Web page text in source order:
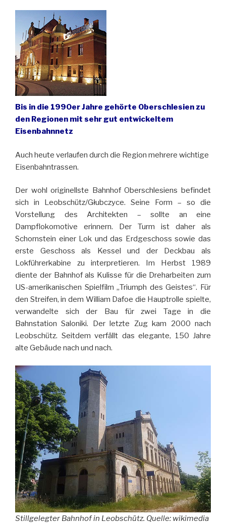
Bis in die 1990er Jahre gehörte Oberschlesien zu
den Regionen mit sehr gut entwickeltem
Eisenbahnnetz
Auch heute verlaufen durch die Region mehrere wichtige
Eisenbahntrassen.
Der wohl originellste Bahnhof Oberschlesiens befindet
sich in Leobschütz/Głubczyce. Seine Form – so die
Vorstellung des Architekten – sollte an eine
Dampflokomotive erinnern. Der Turm ist daher als
Schornstein einer Lok und das Erdgeschoss sowie das
erste Geschoss als Kessel und der Deckbau als
Lokführerkabine zu interpretieren. Im Herbst 1989
diente der Bahnhof als Kulisse für die Dreharbeiten zum
US-amerikanischen Spielfilm „Triumph des Geistes“. Für
den Streifen, in dem William Dafoe die Hauptrolle spielte,
verwandelte sich der Bau für zwei Tage in die
Bahnstation Saloniki. Der letzte Zug kam 2000 nach
Leobschütz. Seitdem verfällt das elegante, 150 Jahre
alte Gebäude nach und nach.
Stillgelegter Bahnhof in Leobschütz. Quelle: wikimedia